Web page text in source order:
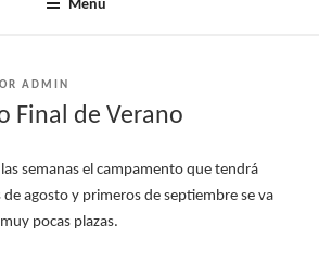
Menú
ADMIN
Final de Verano
semanas el campamento que tendrá
agosto y primeros de septiembre se va
pocas plazas.